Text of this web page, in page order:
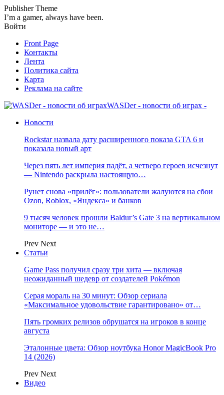
Publisher Theme
I’m a gamer, always have been.
Войти
Front Page
Контакты
Лента
Политика сайта
Карта
Реклама на сайте
WASDer - новости об играх -
Новости
Rockstar назвала дату расширенного показа GTA 6 и
показала новый арт
Через пять лет империя падёт, а четверо героев исчезнут
— Nintendo раскрыла настоящую…
Рунет снова «прилёг»: пользователи жалуются на сбои
Ozon, Roblox, «Яндекса» и банков
9 тысяч человек прошли Baldur’s Gate 3 на вертикальном
мониторе — и это не…
Prev Next
Статьи
Game Pass получил сразу три хита — включая
неожиданный шедевр от создателей Pokémon
Серая мораль на 30 минут: Обзор сериала
«Максимальное удовольствие гарантировано» от…
Пять громких релизов обрушатся на игроков в конце
августа
Эталонные цвета: Обзор ноутбука Honor MagicBook Pro
14 (2026)
Prev Next
Видео